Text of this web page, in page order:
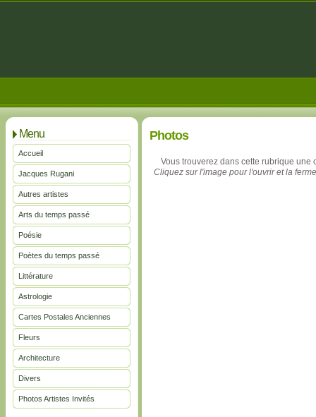
Menu
Accueil
Jacques Rugani
Autres artistes
Arts du temps passé
Poésie
Poètes du temps passé
Littérature
Astrologie
Cartes Postales Anciennes
Fleurs
Architecture
Divers
Photos Artistes Invités
Photos
Vous trouverez dans cette rubrique une
Cliquez sur l'image pour l'ouvrir et la